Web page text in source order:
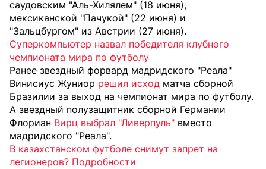
саудовским "Аль-Хилялем" (18 июня),
мексиканской "Пачукой" (22 июня) и
"Зальцбургом" из Австрии (27 июня).
Суперкомпьютер назвал победителя клубного
чемпионата мира по футболу
Ранее звездный форвард мадридского "Реала"
Винисиус Жуниор решил исход матча сборной
Бразилии за выход на чемпионат мира по футболу.
А звездный полузащитник сборной Германии
Флориан Вирц выбрал "Ливерпуль" вместо
мадридского "Реала".
В казахстанском футболе снимут запрет на
легионеров? Подробности